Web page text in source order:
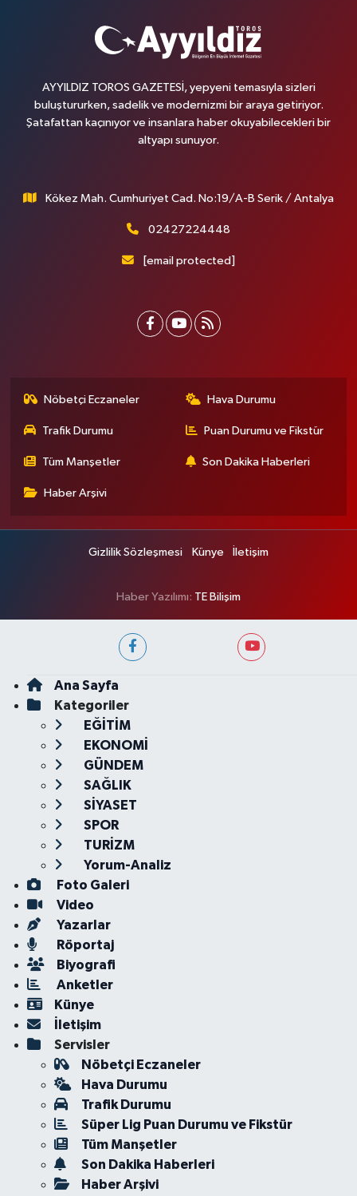
AYYILDIZ TOROS GAZETESİ, yepyeni temasıyla sizleri
buluştururken, sadelik ve modernizmi bir araya getiriyor.
Şatafattan kaçınıyor ve insanlara haber okuyabilecekleri bir
altyapı sunuyor.
Kökez Mah. Cumhuriyet Cad. No:19/A-B Serik / Antalya
02427224448
[email protected]
Nöbetçi Eczaneler Hava Durumu
Trafik Durumu Puan Durumu ve Fikstür
Tüm Manşetler Son Dakika Haberleri
Haber Arşivi
Gizlilik Sözleşmesi Künye İletişim
Haber Yazılımı: TE Bilişim
Ana Sayfa
Kategoriler
EĞİTİM
EKONOMİ
GÜNDEM
SAĞLIK
SİYASET
SPOR
TURİZM
Yorum-Analiz
Foto Galeri
Video
Yazarlar
Röportaj
Biyografi
Anketler
Künye
İletişim
Servisler
Nöbetçi Eczaneler
Hava Durumu
Trafik Durumu
Süper Lig Puan Durumu ve Fikstür
Tüm Manşetler
Son Dakika Haberleri
Haber Arşivi